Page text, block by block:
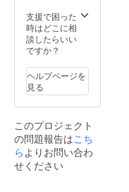
くださ
い。
支援で困った
時はどこに相
談したらいい
ですか？
ヘルプページを
見る
このプロジェクト
の問題報告はこち
ら よりお問い合わ
せください